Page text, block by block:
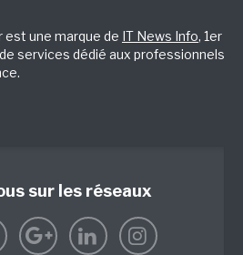
une marque de IT News Info, 1er
services dédié aux professionnels
sur les réseaux